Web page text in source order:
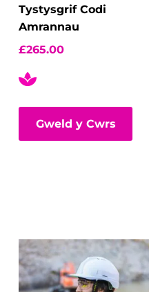
Tystysgrif Codi
Amrannau
£265.00
Gweld y Cwrs